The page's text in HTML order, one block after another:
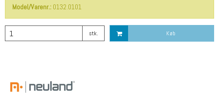
Model/Varenr.: 0132.0101
stk. Køb